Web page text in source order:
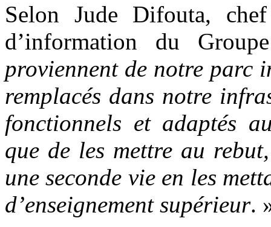
Selon Jude Difouta,
d’information du
proviennent de notre parc
remplacés dans notre
fonctionnels et adaptés
que de les mettre au
une seconde vie en les
d’enseignement supérieur.